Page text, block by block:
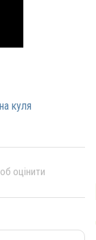
куля
оцінити